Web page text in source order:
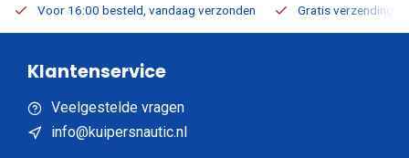
Voor 16:00 besteld, vandaag verzonden Gratis verzending
Klantenservice
Veelgestelde vragen
info@kuipersnautic.nl